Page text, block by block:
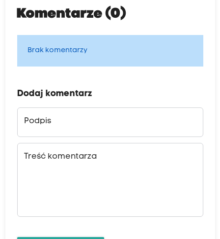
Komentarze (0)
Brak komentarzy
Dodaj komentarz
Podpis
Treść komentarza